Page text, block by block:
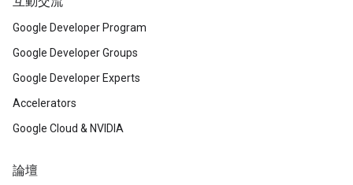
Google Developer Program
Google Developer Groups
Google Developer Experts
Accelerators
Google Cloud & NVIDIA
論壇